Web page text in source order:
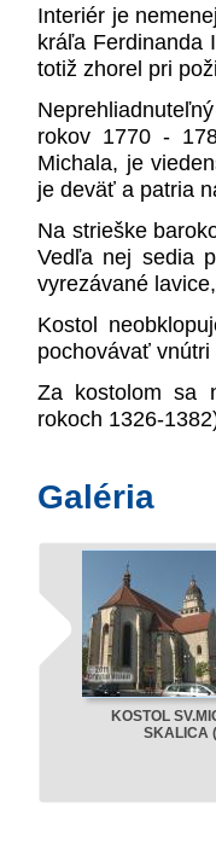
Interiér je
kráľa Ferdinanda
totiž zhorel pri
rokov 1770 -
Michala, je
je deväť a patria
Na strieške
Vedľa nej sedia
vyrezávané
Kostol
pochovávať vnútri
Za kostolom sa
rokoch 1326-
Galéria
KOSTOL
SKALICA